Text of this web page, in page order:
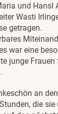
und Hansl
Wasti
getragen.
war eine
junge
an
die sie